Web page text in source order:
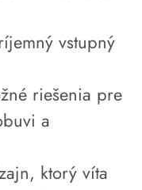
vstupný
riešenia pre
a
ktorý víta